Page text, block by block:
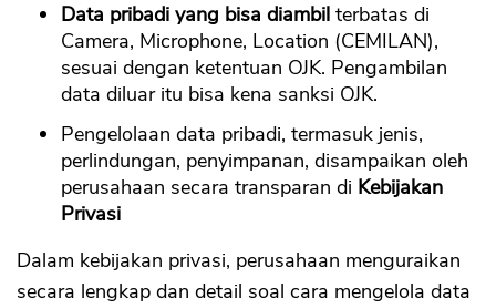
Data pribadi yang bisa diambil terbatas di
Camera, Microphone, Location (CEMILAN),
sesuai dengan ketentuan OJK. Pengambilan
data diluar itu bisa kena sanksi OJK.
Pengelolaan data pribadi, termasuk jenis,
perlindungan, penyimpanan, disampaikan oleh
perusahaan secara transparan di Kebijakan
Privasi
Dalam kebijakan privasi, perusahaan menguraikan
secara lengkap dan detail soal cara mengelola data